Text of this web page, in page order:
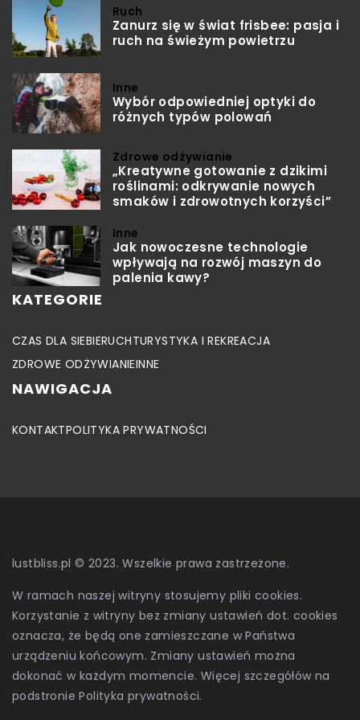
Ruch
Zanurz się w świat frisbee: pasja i
ruch na świeżym powietrzu
Inne
Wybór odpowiedniej optyki do
różnych typów polowań
Zdrowe odżywianie
„Kreatywne gotowanie z dzikimi
roślinami: odkrywanie nowych
smaków i zdrowotnych korzyści”
Inne
Jak nowoczesne technologie
wpływają na rozwój maszyn do
palenia kawy?
KATEGORIE
CZAS DLA SIEBIERUCHTURYSTYKA I REKREACJA
ZDROWE ODŻYWIANIEINNE
NAWIGACJA
KONTAKTPOLITYKA PRYWATNOŚCI
lustbliss.pl © 2023. Wszelkie prawa zastrzeżone.
W ramach naszej witryny stosujemy pliki cookies.
Korzystanie z witryny bez zmiany ustawień dot. cookies
oznacza, że będą one zamieszczane w Państwa
urządzeniu końcowym. Zmiany ustawień można
dokonać w każdym momencie. Więcej szczegółów na
podstroniePolityka prywatności.